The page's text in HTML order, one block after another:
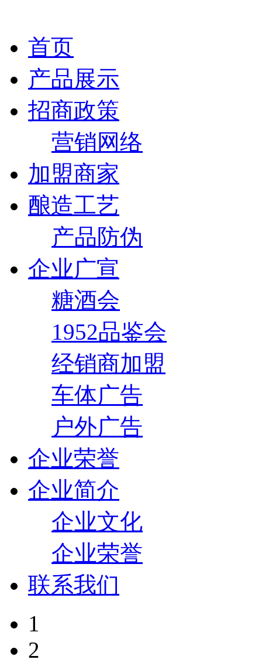
首页
产品展示
招商政策
营销网络
加盟商家
酿造工艺
产品防伪
企业广宣
糖酒会
1952品鉴会
经销商加盟
车体广告
户外广告
企业荣誉
企业简介
企业文化
企业荣誉
联系我们
1
2